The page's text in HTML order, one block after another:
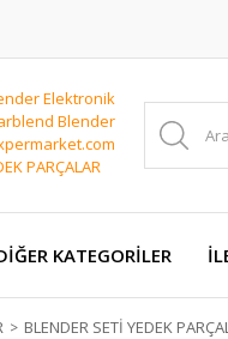
KATEGORİLER
BLENDER SETİ YEDEK